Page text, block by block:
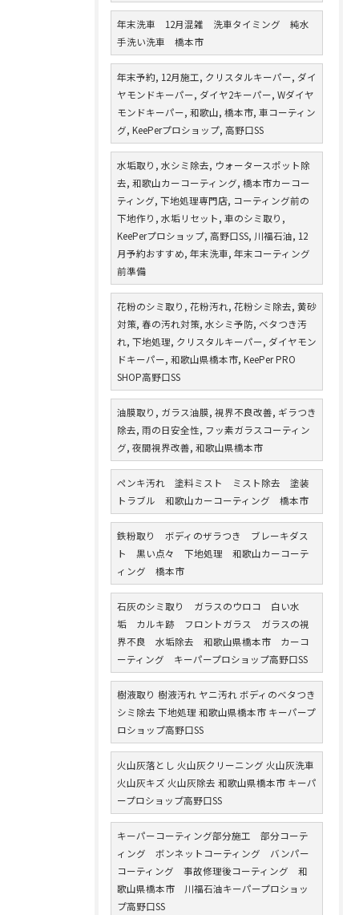
年末洗車 12月混雑 洗車タイミング 純水
手洗い洗車 橋本市
年末予約, 12月施工, クリスタルキーパー, ダイ
ヤモンドキーパー, ダイヤ2キーパー, Wダイヤ
モンドキーパー, 和歌山, 橋本市, 車コーティン
グ, KeePerプロショップ, 高野口SS
水垢取り, 水シミ除去, ウォータースポット除
去, 和歌山カーコーティング, 橋本市カーコー
ティング, 下地処理専門店, コーティング前の
下地作り, 水垢リセット, 車のシミ取り,
KeePerプロショップ, 高野口SS, 川福石油, 12
月予約おすすめ, 年末洗車, 年末コーティング
前準備
花粉のシミ取り, 花粉汚れ, 花粉シミ除去, 黄砂
対策, 春の汚れ対策, 水シミ予防, ベタつき汚
れ, 下地処理, クリスタルキーパー, ダイヤモン
ドキーパー, 和歌山県橋本市, KeePer PRO
SHOP高野口SS
油膜取り, ガラス油膜, 視界不良改善, ギラつき
除去, 雨の日安全性, フッ素ガラスコーティン
グ, 夜間視界改善, 和歌山県橋本市
ペンキ汚れ 塗料ミスト ミスト除去 塗装
トラブル 和歌山カーコーティング 橋本市
鉄粉取り ボディのザラつき ブレーキダス
ト 黒い点々 下地処理 和歌山カーコーテ
ィング 橋本市
石灰のシミ取り ガラスのウロコ 白い水
垢 カルキ跡 フロントガラス ガラスの視
界不良 水垢除去 和歌山県橋本市 カーコ
ーティング キーパープロショップ高野口SS
樹液取り 樹液汚れ ヤニ汚れ ボディのベタつき
シミ除去 下地処理 和歌山県橋本市 キーパープ
ロショップ高野口SS
火山灰落とし 火山灰クリーニング 火山灰洗車
火山灰キズ 火山灰除去 和歌山県橋本市 キーパ
ープロショップ高野口SS
キーパーコーティング部分施工 部分コーテ
ィング ボンネットコーティング バンパー
コーティング 事故修理後コーティング 和
歌山県橋本市 川福石油キーパープロショッ
プ高野口SS